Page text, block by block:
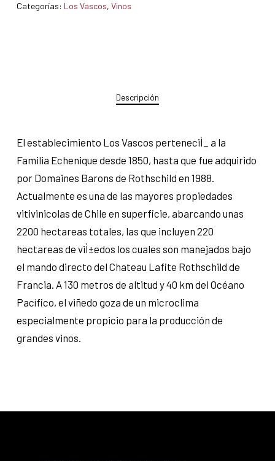
Categorías: Los Vascos, Vinos
Descripción
El establecimiento Los Vascos perteneciÌ_ a la
Familia Echenique desde 1850, hasta que fue adquirido
por Domaines Barons de Rothschild en 1988.
Actualmente es una de las mayores propiedades
vitivinicolas de Chile en superficie, abarcando unas
2200 hectareas totales, las que incluyen 220
hectareas de viÌ±edos los cuales son manejados bajo
el mando directo del Chateau Lafite Rothschild de
Francia. A 130 metros de altitud y 40 km del Océano
Pacífico, el viñedo goza de un microclima
especialmente propicio para la producción de
grandes vinos.